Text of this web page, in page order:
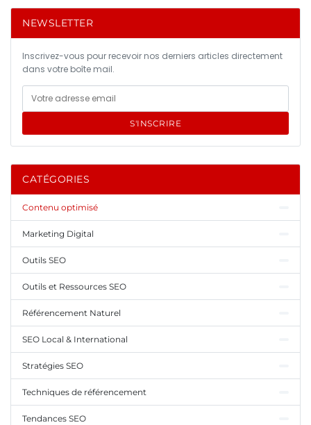
NEWSLETTER
Inscrivez-vous pour recevoir nos derniers articles directement
dans votre boîte mail.
S'INSCRIRE
CATÉGORIES
Contenu optimisé
Marketing Digital
Outils SEO
Outils et Ressources SEO
Référencement Naturel
SEO Local & International
Stratégies SEO
Techniques de référencement
Tendances SEO